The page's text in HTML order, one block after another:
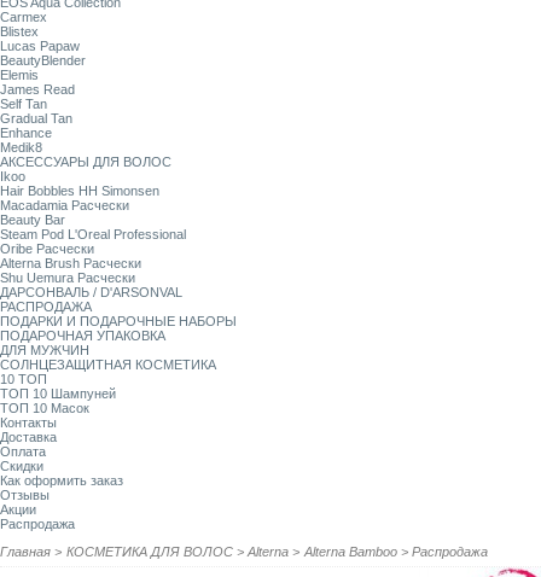
Carmex
Blistex
Lucas Papaw
BeautyBlender
Elemis
James Read
Self Tan
Gradual Tan
Enhance
Medik8
АКСЕССУАРЫ ДЛЯ ВОЛОС
Ikoo
Hair Bobbles HH Simonsen
Macadamia Расчески
Beauty Bar
Steam Pod L'Oreal Professional
Oribe Расчески
Alterna Brush Расчески
Shu Uemura Расчески
ДАРСОНВАЛЬ / D'ARSONVAL
РАСПРОДАЖА
ПОДАРКИ И ПОДАРОЧНЫЕ НАБОРЫ
ПОДАРОЧНАЯ УПАКОВКА
ДЛЯ МУЖЧИН
СОЛНЦЕЗАЩИТНАЯ КОСМЕТИКА
10 ТОП
ТОП 10 Шампуней
ТОП 10 Масок
Контакты
Доставка
Оплата
Скидки
Как оформить заказ
Отзывы
Акции
Распродажа
Главная > КОСМЕТИКА ДЛЯ ВОЛОС > Alterna > Alterna Bamboo > Распродажа